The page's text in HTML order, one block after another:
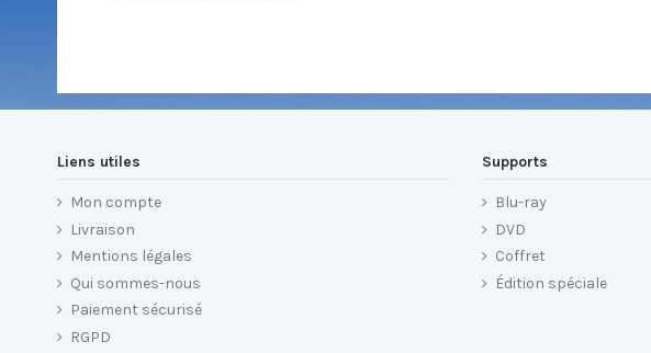
Liens utiles
Mon compte
Livraison
Mentions légales
Qui sommes-nous
Paiement sécurisé
RGPD
Supports
Blu-ray
DVD
Coffret
Édition spéciale